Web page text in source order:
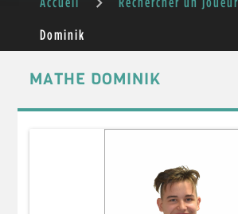
Dominik
MATHE DOMINIK